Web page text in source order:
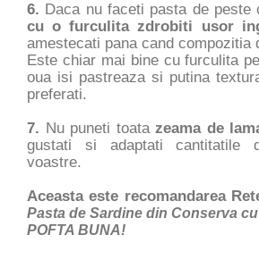
6. Daca nu faceti pasta de peste
cu o furculita zdrobiti usor
amestecati pana cand compozitia
Este chiar mai bine cu furculita
oua isi pastreaza si putina
preferati.
7. Nu puneti toatazeama de
gustati si adaptati cantitatile
voastre.
Aceasta este recomandarea
Pasta de Sardine din Conserva
POFTA BUNA!